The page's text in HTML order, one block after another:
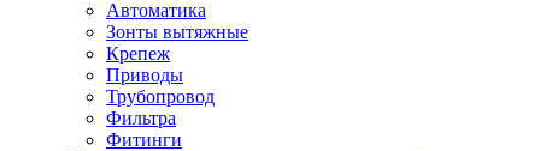
Автоматика
Зонты вытяжные
Крепеж
Приводы
Трубопровод
Фильтра
Фитинги